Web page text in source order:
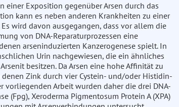
Exposition gegenüber Arsen durch das
kann es neben anderen Krankheiten zu einer
wird davon ausgegangen, dass vor allem die
von DNA-Reparaturprozessen eine
arseninduzierten Kanzerogenese spielt. In
Urin nachgewiesen, die ein ähnliches
besitzen. Da Arsen eine hohe Affinität zu
Zink durch vier Cystein- und/oder Histidin-
Arbeit wurden daher die drei DNA-
Xeroderma Pigmentosum Protein A (XPA)